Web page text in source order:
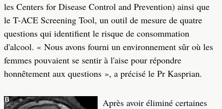
les Centers for Disease Control and Prevention) ainsi que
le T-ACE Screening Tool, un outil de mesure de quatre
questions qui identifient le risque de consommation
d'alcool. « Nous avons fourni un environnement sûr où les
femmes pouvaient se sentir à l'aise pour répondre
honnêtement aux questions », a précisé le Pr Kasprian.
Après avoir éliminé certaines